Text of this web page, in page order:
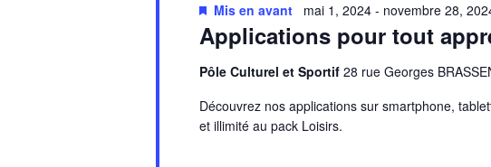
Applications pour tout
Mis en avant mai 1, 2024- novembre 28,
Pôle Culturel et Sportif 28 rue Georges
Découvrez nos applications sur smartphone,
et illimité au pack Loisirs.